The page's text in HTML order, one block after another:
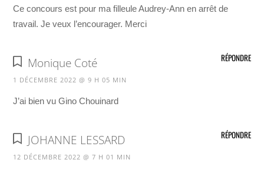
Ce concours est pour ma filleule Audrey-Ann en arrêt de
travail. Je veux l’encourager. Merci
Monique Coté
1 DÉCEMBRE 2022 @ 9 H 05 MIN
J’ai bien vu Gino Chouinard
RÉPONDRE
JOHANNE LESSARD
12 DÉCEMBRE 2022 @ 7 H 01 MIN
RÉPONDRE